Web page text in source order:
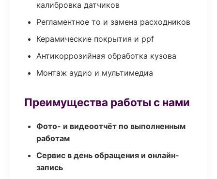
калибровка датчиков
Регламентное то и замена расходников
Керамические покрытия и ppf
Антикоррозийная обработка кузова
Монтаж аудио и мультимедиа
Преимущества работы с нами
Фото- и видеоотчёт по выполненным
работам
Сервис в день обращения и онлайн-
запись